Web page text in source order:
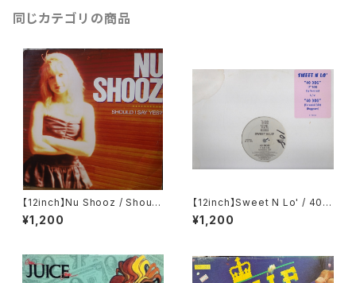
同じカテゴリの商品
【12inch】Nu Shooz / Should
I Say Yes?
¥1,200
【12inch】Sweet N Lo' / 40 D
og
¥1,200